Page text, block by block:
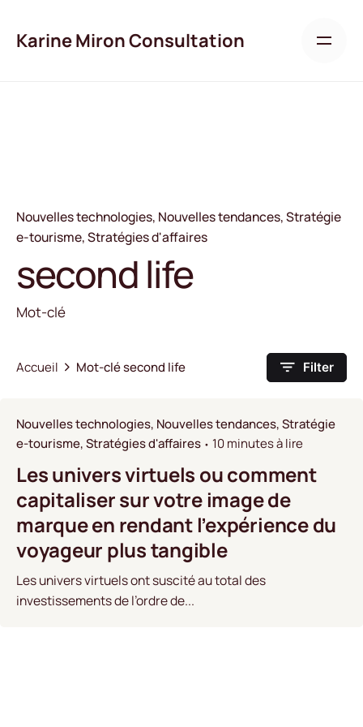
content
Karine Miron Consultation
Nouvelles technologies Nouvelles tendances Stratégie
e-tourisme Stratégies d'affaires
second life
Mot-clé
Accueil Mot-clé second life Filter
Nouvelles technologies Nouvelles tendances Stratégie
e-tourisme Stratégies d'affaires 10 minutes à lire
Les univers virtuels ou comment
capitaliser sur votre image de
marque en rendant l’expérience du
voyageur plus tangible
Les univers virtuels ont suscité au total des
investissements de l’ordre de...